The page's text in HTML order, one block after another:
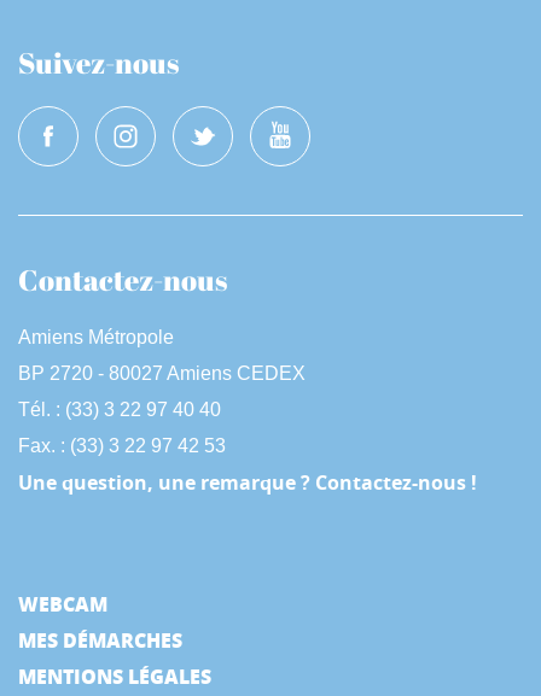
Suivez-nous
Contactez-nous
Amiens Métropole
BP 2720 - 80027 Amiens CEDEX
Tél. : (33) 3 22 97 40 40
Fax. : (33) 3 22 97 42 53
Une question, une remarque ? Contactez-nous !
WEBCAM
MES DÉMARCHES
MENTIONS LÉGALES